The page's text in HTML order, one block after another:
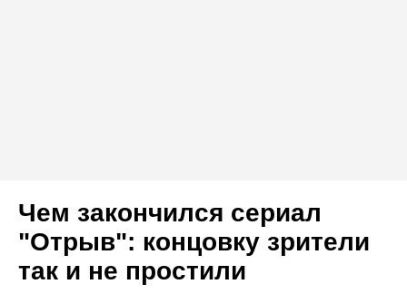
Чем закончился сериал
"Отрыв": концовку зрители
так и не простили